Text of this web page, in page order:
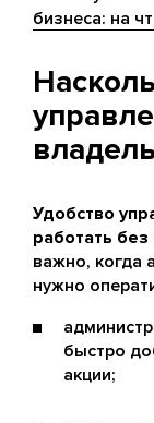
бизнеса: на
Удобство
работать
важно, когда
нужно
быстро
акции;